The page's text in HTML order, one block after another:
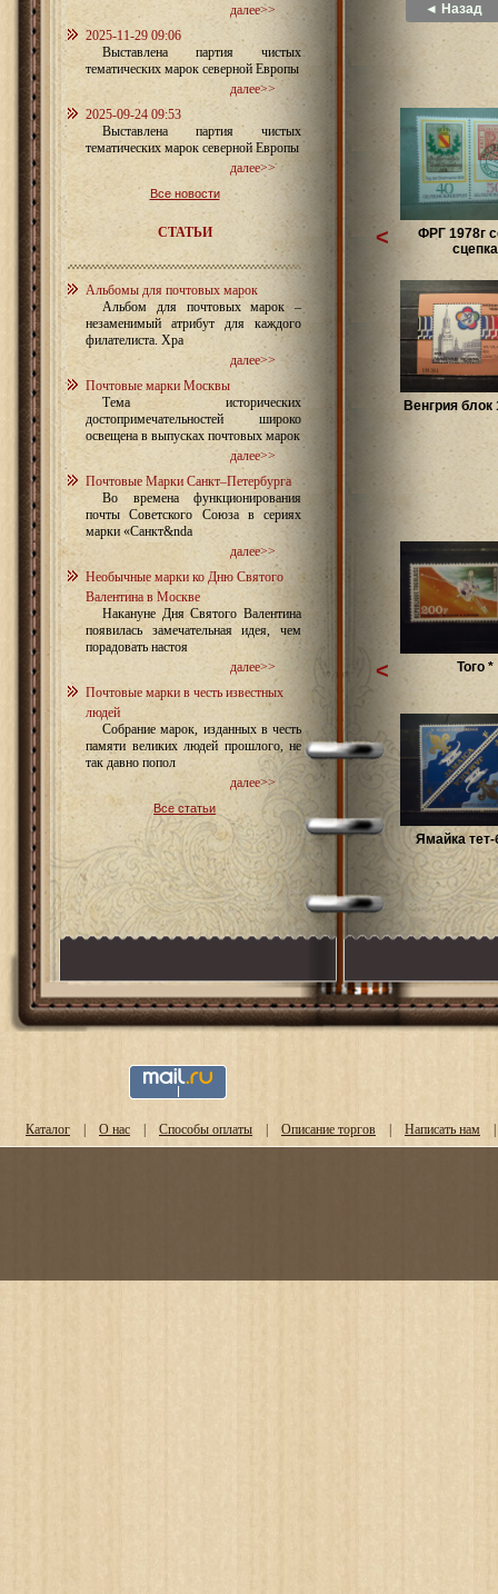
далее>>
2025-11-29 09:06
Выставлена партия чистых
тематических марок северной Европы
далее>>
2025-09-24 09:53
Выставлена партия чистых
тематических марок северной Европы
далее>>
Все новости
СТАТЬИ
Альбомы для почтовых марок
Альбом для почтовых марок –
незаменимый атрибут для каждого
филателиста. Хра
далее>>
Почтовые марки Москвы
Тема исторических
достопримечательностей широко
освещена в выпусках почтовых марок
далее>>
Почтовые Марки Санкт–Петербурга
Во времена функционирования
почты Советского Союза в сериях
марки «Санкт&nda
далее>>
Необычные марки ко Дню Святого
Валентина в Москве
Накануне Дня Святого Валентина
появилась замечательная идея, чем
порадовать настоя
далее>>
Почтовые марки в честь известных
людей
Собрание марок, изданных в честь
памяти великих людей прошлого, не
так давно попол
далее>>
Все статьи
◄ Назад
ФРГ 1978г
сцепка
Венгрия блок
<
Того *
Ямайка
<
Каталог | О нас | Способы оплаты | Описание торгов | Написать нам |